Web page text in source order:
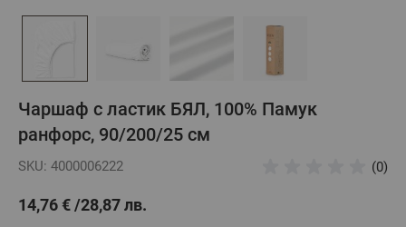
Чаршаф с ластик БЯЛ, 100% Памук
ранфорс, 90/200/25 см
SKU: 4000006222 (0)
14,76 € 28,87 лв.